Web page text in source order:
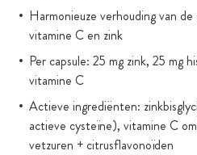
Harmonieuze verhouding van de
vitamine C en zink
Per capsule: 25 mg zink, 25 mg
vitamine C
Actieve ingrediënten:
actieve cysteïne), vitamine C
vetzuren + citrusflavonoïden